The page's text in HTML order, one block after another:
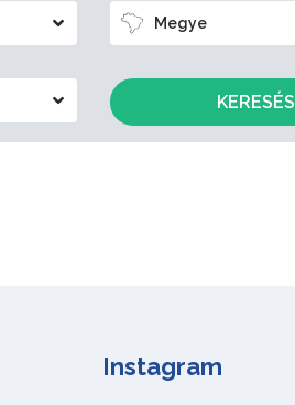
Megye
KERESÉS
Instagram